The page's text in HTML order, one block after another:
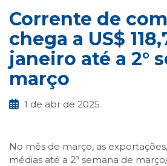
Corrente de
chega a US$
janeiro até a 2°
março
1 de abr de 2025
No mês de março, as
médias até a 2ª semana de